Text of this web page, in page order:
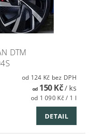
DTM
od 124 Kč bez DPH
od150 Kč/ ks
od 1 090 Kč / 1 l
DETAIL